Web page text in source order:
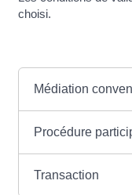
choisi.
Médiation
Procédure
Transaction